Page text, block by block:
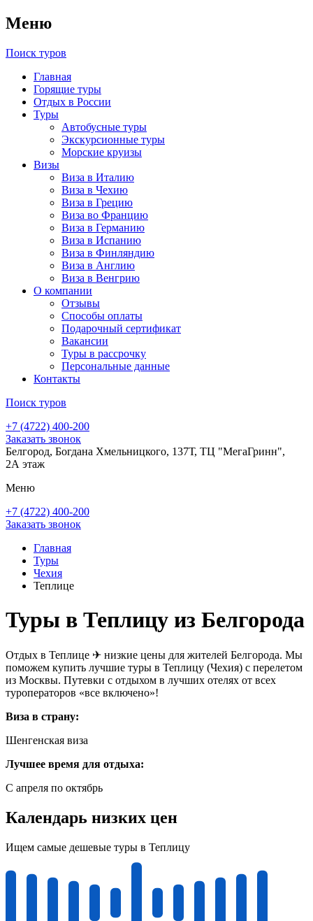
Меню
Поиск туров
Главная
Горящие туры
Отдых в России
Туры
Автобусные туры
Экскурсионные туры
Морские круизы
Визы
Виза в Италию
Виза в Чехию
Виза в Грецию
Виза во Францию
Виза в Германию
Виза в Испанию
Виза в Финляндию
Виза в Англию
Виза в Венгрию
О компании
Отзывы
Способы оплаты
Подарочный сертификат
Вакансии
Туры в рассрочку
Персональные данные
Контакты
Поиск туров
+7 (4722) 400-200
Заказать звонок
Белгород, Богдана Хмельницкого, 137Т, ТЦ "МегаГринн",
2А этаж
Меню
+7 (4722) 400-200
Заказать звонок
Главная
Туры
Чехия
Теплице
Туры в Теплицу из Белгорода
Отдых в Теплице ✈ низкие цены для жителей Белгорода. Мы
поможем купить лучшие туры в Теплицу (Чехия) с перелетом
из Москвы. Путевки с отдыхом в лучших отелях от всех
туроператоров «все включено»!
Виза в страну:
Шенгенская виза
Лучшее время для отдыха:
С апреля по октябрь
Календарь низких цен
Ищем самые дешевые туры в Теплицу